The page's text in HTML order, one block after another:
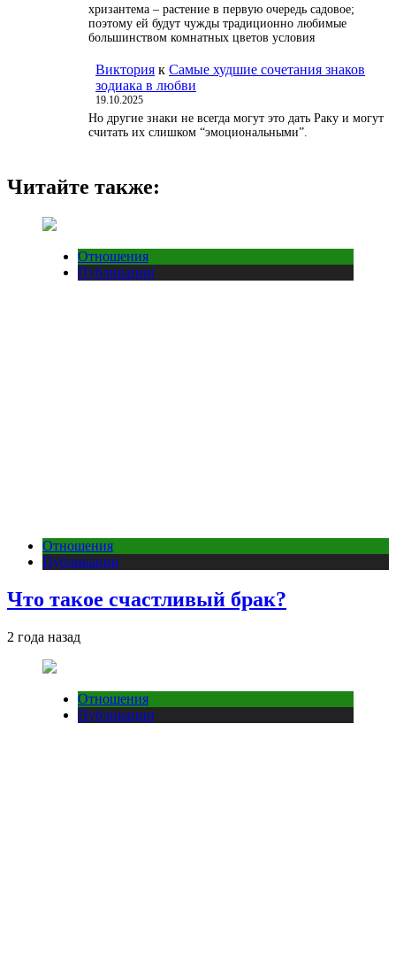
хризантема – растение в первую очередь садовое;
поэтому ей будут чужды традиционно любимые
большинством комнатных цветов условия
Виктория к Самые худшие сочетания знаков
зодиака в любви
19.10.2025
Но другие знаки не всегда могут это дать Раку и могут
считать их слишком “эмоциональными”.
Читайте также:
Отношения
Публикации
Отношения
Публикации
Что такое счастливый брак?
2 года назад
Отношения
Публикации